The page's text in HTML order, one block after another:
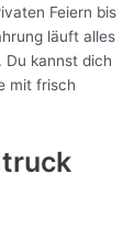
Feiern bis
läuft alles
Du kannst dich
mit frisch